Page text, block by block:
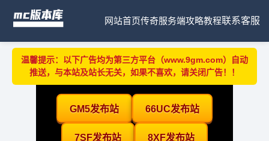
网站首页传奇服务端攻略教程联系客服
温馨提示：以下广告均为第三方平台（www.9gm.com）自动
推送，与本站及站长无关，如果不喜欢，请关闭广告！！